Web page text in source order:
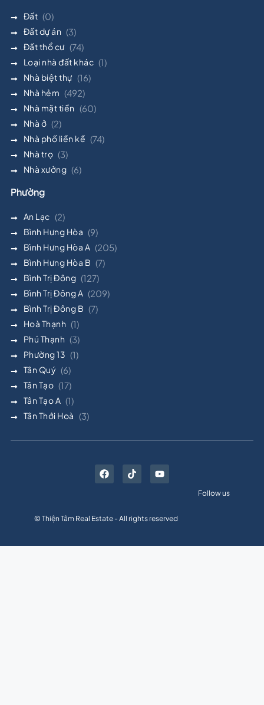
Đất (0)
Đất dự án (3)
Đất thổ cư (74)
Loại nhà đất khác (1)
Nhà biệt thự (16)
Nhà hẻm (492)
Nhà mặt tiền (60)
Nhà ở (2)
Nhà phố liền kề (74)
Nhà trọ (3)
Nhà xưởng (6)
Phường
An Lạc (2)
Bình Hưng Hòa (9)
Bình Hưng Hòa A (205)
Bình Hưng Hòa B (7)
Bình Trị Đông (127)
Bình Trị Đông A (209)
Bình Trị Đông B (7)
Hoà Thạnh (1)
Phú Thạnh (3)
Phường 13 (1)
Tân Quý (6)
Tân Tạo (17)
Tân Tạo A (1)
Tân Thới Hoà (3)
© Thiện Tâm Real Estate - All rights reserved
Follow us